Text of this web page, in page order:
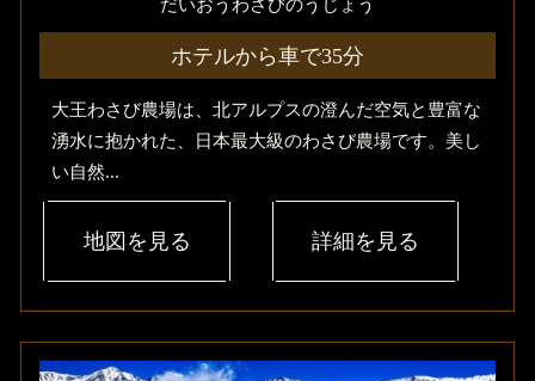
だいおうわさびのうじょう
ホテルから車で35分
大王わさび農場は、北アルプスの澄んだ空気と豊富な
湧水に抱かれた、日本最大級のわさび農場です。美し
い自然...
地図を見る 詳細を見る